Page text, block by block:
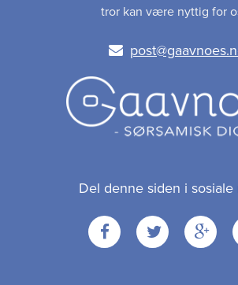
tror kan være nyttig for
Del denne siden i sosiale